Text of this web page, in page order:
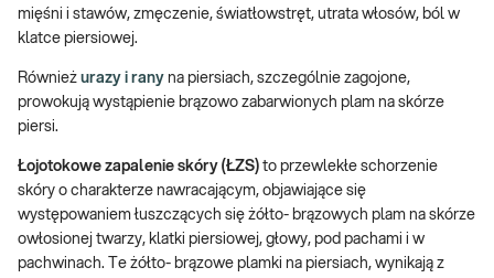
mięśni i stawów, zmęczenie, światłowstręt, utrata włosów, ból w
klatce piersiowej.
Również urazy i rany na piersiach, szczególnie zagojone,
prowokują wystąpienie brązowo zabarwionych plam na skórze
piersi.
Łojotokowe zapalenie skóry (ŁZS) to przewlekłe schorzenie
skóry o charakterze nawracającym, objawiające się
występowaniem łuszczących się żółto- brązowych plam na skórze
owłosionej twarzy, klatki piersiowej, głowy, pod pachami i w
pachwinach. Te żółto- brązowe plamki na piersiach, wynikają z